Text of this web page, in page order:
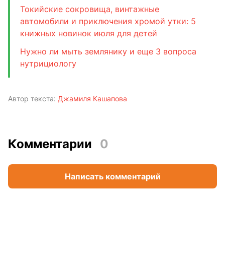
Токийские сокровища, винтажные
автомобили и приключения хромой утки: 5
книжных новинок июля для детей
Нужно ли мыть землянику и еще 3 вопроса
нутрициологу
Автор текста: Джамиля Кашапова
Комментарии 0
Написать комментарий